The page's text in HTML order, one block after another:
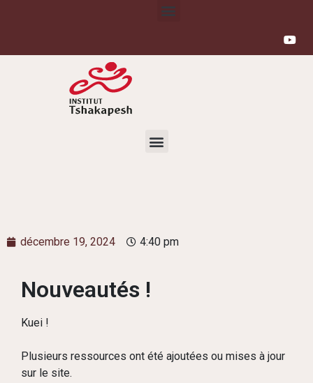
décembre 19, 2024 4:40 pm
Nouveautés !
Kuei !
Plusieurs ressources ont été ajoutées ou mises à jour
sur le site.